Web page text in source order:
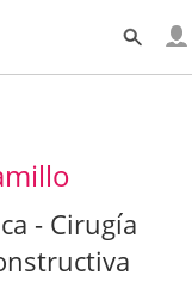
- Cirugía